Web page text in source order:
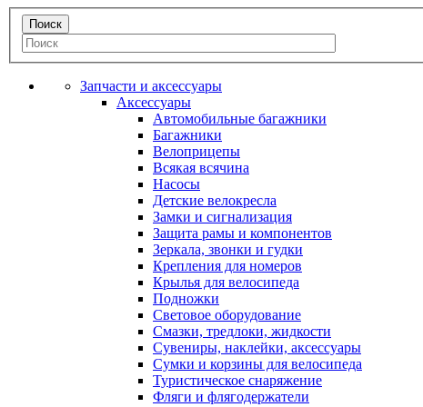
Запчасти и аксессуары
Аксессуары
Автомобильные багажники
Багажники
Велоприцепы
Всякая всячина
Насосы
Детские велокресла
Замки и сигнализация
Защита рамы и компонентов
Зеркала, звонки и гудки
Крепления для номеров
Крылья для велосипеда
Подножки
Световое оборудование
Смазки, тредлоки, жидкости
Сувениры, наклейки, аксессуары
Сумки и корзины для велосипеда
Туристическое снаряжение
Фляги и флягодержатели